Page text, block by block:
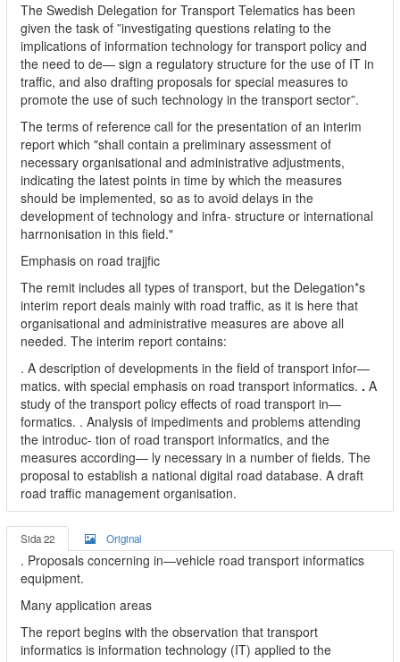
The Swedish Delegation for Transport Telematics has been
given the task of ”investigating questions relating to the
implications of information technology for transport policy and
the need to de— sign a regulatory structure for the use of IT in
traffic, and also drafting proposals for special measures to
promote the use of such technology in the transport sector”.
The terms of reference call for the presentation of an interim
report which "shall contain a preliminary assessment of
necessary organisational and administrative adjustments,
indicating the latest points in time by which the measures
should be implemented, so as to avoid delays in the
development of technology and infra- structure or international
harrnonisation in this field."
Emphasis on road trajjfic
The remit includes all types of transport, but the Delegation*s
interim report deals mainly with road traffic, as it is here that
organisational and administrative measures are above all
needed. The interim report contains:
. A description of developments in the field of transport infor—
matics. with special emphasis on road transport informatics. . A
study of the transport policy effects of road transport in—
formatics. . Analysis of impediments and problems attending
the introduc- tion of road transport informatics, and the
measures according— ly necessary in a number of fields. The
proposal to establish a national digital road database. A draft
road traffic management organisation.
Sida 22 Original
. Proposals concerning in—vehicle road transport informatics
equipment.
Many application areas
The report begins with the observation that transport
informatics is information technology (IT) applied to the